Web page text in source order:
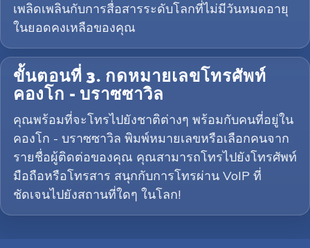
เพลิดเพลินกับการสื่อสารระดับโลกที่ไม่มีวันหมดอายุ
ในยอดคงเหลือของคุณ
ขั้นตอนที่ 3. กดหมายเลขโทรศัพท์
คองโก - บราซซาวิล
คุณพร้อมที่จะโทรไปยังชาติต่างๆ พร้อมกับคนที่อยู่ใน
คองโก - บราซซาวิล พิมพ์หมายเลขหรือเลือกคนจาก
รายชื่อผู้ติดต่อของคุณ คุณสามารถโทรไปยังโทรศัพท์
มือถือหรือโทรสาร สนุกกับการโทรผ่าน VoIP ที่
ชัดเจนไปยังสถานที่ใดๆ ในโลก!